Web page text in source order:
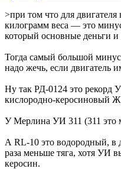
>при том что для
килограмм веса — это
который основные деньги и
Тогда самый большой
надо жечь, если двигатель
Ну так РД-0124 это рекорд
кислородно-керосиновый
У Мерлина УИ 311 (311 это
А RL-10 это водородный, в
раза меньше тяга, хотя УИ
керосин.